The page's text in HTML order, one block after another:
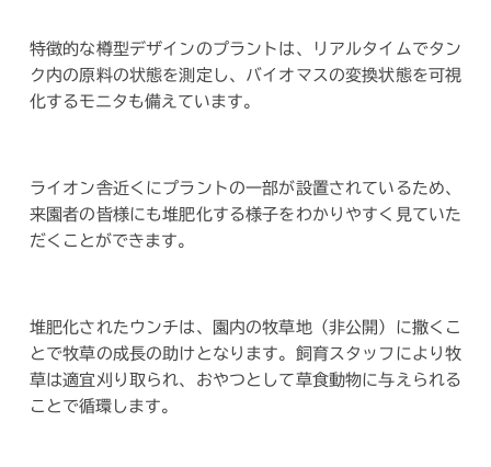
特徴的な樽型デザインのプラントは、リアルタイムでタン
ク内の原料の状態を測定し、バイオマスの変換状態を可視
化するモニタも備えています。
ライオン舎近くにプラントの一部が設置されているため、
来園者の皆様にも堆肥化する様子をわかりやすく見ていた
だくことができます。
堆肥化されたウンチは、園内の牧草地（非公開）に撒くこ
とで牧草の成長の助けとなります。飼育スタッフにより牧
草は適宜刈り取られ、おやつとして草食動物に与えられる
ことで循環します。